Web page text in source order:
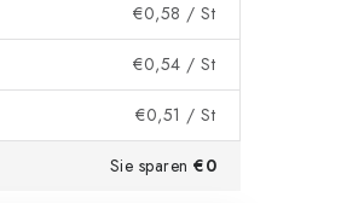
€0,58 / St
€0,54 / St
€0,51 / St
Sie sparen €0